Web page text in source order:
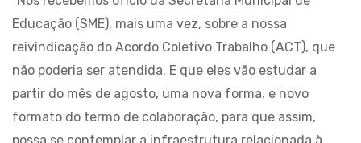
Educação (SME), mais uma vez, sobre a nossa
reivindicação do Acordo Coletivo Trabalho (ACT), que
não poderia ser atendida. E que eles vão estudar a
partir do mês de agosto, uma nova forma, e novo
formato do termo de colaboração, para que assim,